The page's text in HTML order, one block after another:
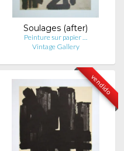
Soulages (after)
Peinture sur papier …
Vintage Gallery
vendido